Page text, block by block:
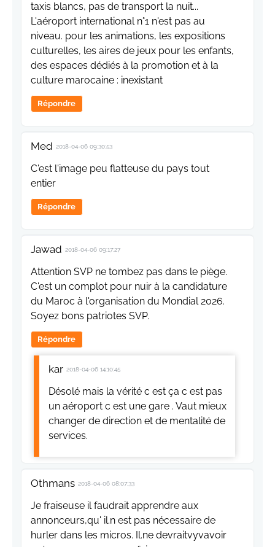
taxis blancs, pas de transport la nuit...
L'aéroport international n°1 n'est pas au
niveau. pour les animations, les expositions
culturelles, les aires de jeux pour les enfants,
des espaces dédiés à la promotion et à la
culture marocaine : inexistant
Répondre
Med 2018-04-06 09:30:53
C'est l'image peu flatteuse du pays tout
entier
Répondre
Jawad 2018-04-06 09:17:27
Attention SVP ne tombez pas dans le piège.
C'est un complot pour nuir à la candidature
du Maroc à l'organisation du Mondial 2026.
Soyez bons patriotes SVP.
Répondre
kar 2018-04-06 14:10:45
Désolé mais la vérité c est ça c est pas
un aéroport c est une gare . Vaut mieux
changer de direction et de mentalité de
services.
Othmans 2018-04-06 08:07:33
Je fraiseuse il faudrait apprendre aux
annonceurs,qu' il.n est pas nécessaire de
hurler dans les micros. Il.ne devraitvyvavoir